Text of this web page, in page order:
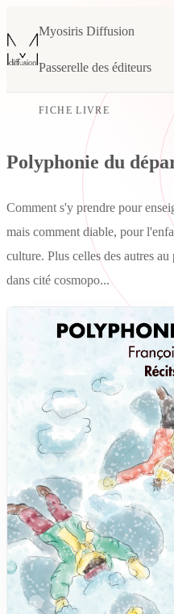
Myosiris Diffusion
Passerelle des éditeurs
FICHE LIVRE
Polyphonie du
Comment s'y prendre pour
mais comment diable, pour
culture. Plus celles des autres
dans cité cosmopo...